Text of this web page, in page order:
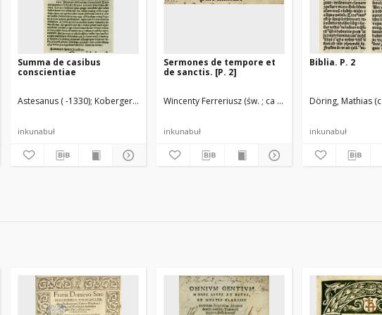
1903)
Summa de casibus
conscientiae
Astesanus ( -1330) Koberger, Anton (ca 1440-1513). Druk. Bellati, Bartolomeo (14..-1479).
inkunabuł
Sermones de tempore et
de sanctis. [P. 2]
Wincenty Ferreriusz (św. ; ca 1350-1419) Husner,
inkunabuł
Biblia. P. 2
Döring, Mathias
inkunabuł